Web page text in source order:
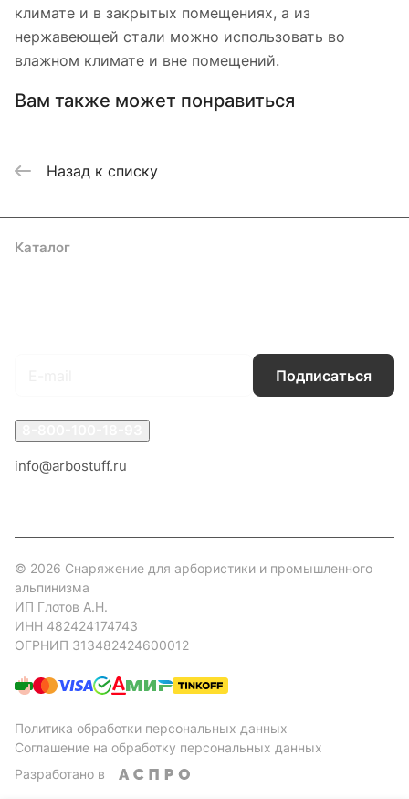
климате и в закрытых помещениях, а из
нержавеющей стали можно использовать во
влажном климате и вне помещений.
Вам также может понравиться
Назад к списку
Каталог
Подписаться
info@arbostuff.ru
© 2026 Снаряжение для арбористики и промышленного
альпинизма
ИП Глотов А.Н.
ИНН 482424174743
ОГРНИП 313482424600012
Политика обработки персональных данных
Соглашение на обработку персональных данных
Разработано в